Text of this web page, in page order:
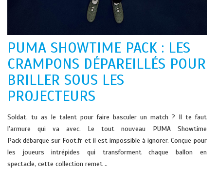
PUMA SHOWTIME PACK : LES
CRAMPONS DÉPAREILLÉS POUR
BRILLER SOUS LES
PROJECTEURS
Soldat, tu as le talent pour faire basculer un match ? Il te faut
l’armure qui va avec. Le tout nouveau PUMA Showtime
Pack débarque sur Foot.fr et il est impossible à ignorer. Conçue pour
les joueurs intrépides qui transforment chaque ballon en
spectacle, cette collection remet ..